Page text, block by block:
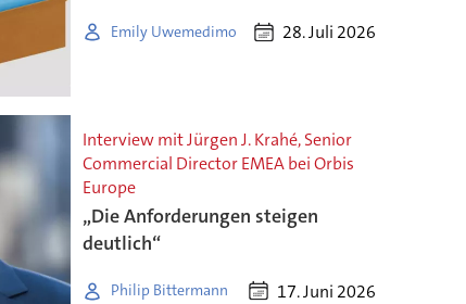
Emily Uwemedimo 28. Juli 2026
Interview mit Jürgen J. Krahé, Senior
Commercial Director EMEA bei Orbis
Europe
„Die Anforderungen steigen
deutlich“
Philip Bittermann 17. Juni 2026